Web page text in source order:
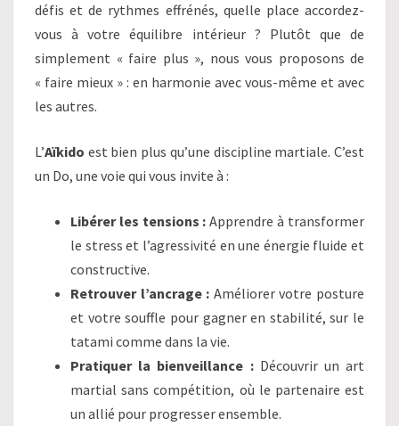
défis et de rythmes effrénés, quelle place accordez-
vous à votre équilibre intérieur ? Plutôt que de
simplement « faire plus », nous vous proposons de
« faire mieux » : en harmonie avec vous-même et avec
les autres.
L’Aïkido est bien plus qu’une discipline martiale. C’est
un Do, une voie qui vous invite à :
Libérer les tensions : Apprendre à transformer
le stress et l’agressivité en une énergie fluide et
constructive.
Retrouver l’ancrage : Améliorer votre posture
et votre souffle pour gagner en stabilité, sur le
tatami comme dans la vie.
Pratiquer la bienveillance :Découvrir un art
martial sans compétition, où le partenaire est
un allié pour progresser ensemble.